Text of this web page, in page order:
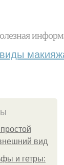
виды
вид
и гетры: